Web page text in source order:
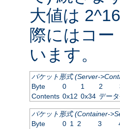
大値は
際にはコ
います。
パケット形式 (Server-
Byte
0 1 2
Contents 0x12 0x34 デー
パケット形式 (Container-
Byte
0 1 2 3